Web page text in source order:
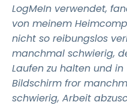
LogMeIn verwendet,
von meinem
nicht so reibungslos
manchmal schwierig,
Laufen zu halten und
Bildschirm fror
schwierig, Arbeit